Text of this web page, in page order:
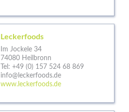
Leckerfoods
Im Jockele 34
74080 Heilbronn
Tel: +49 (0) 157 524 68 869
info@leckerfoods.de
www.leckerfoods.de